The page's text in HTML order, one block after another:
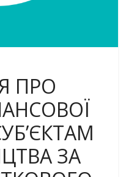
ПРО
ЗА